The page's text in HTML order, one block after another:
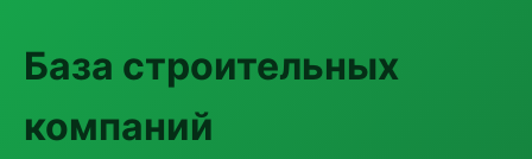
База строительных
компаний